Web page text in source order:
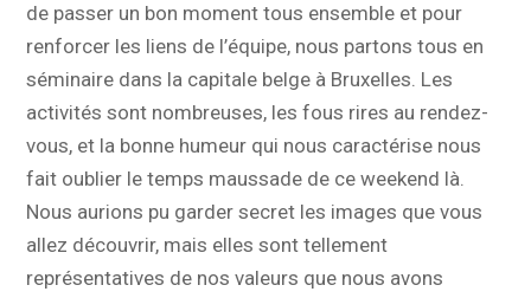
de passer un bon moment tous ensemble et pour
renforcer les liens de l’équipe, nous partons tous en
séminaire dans la capitale belge à Bruxelles. Les
activités sont nombreuses, les fous rires au rendez-
vous, et la bonne humeur qui nous caractérise nous
fait oublier le temps maussade de ce weekend là.
Nous aurions pu garder secret les images que vous
allez découvrir, mais elles sont tellement
représentatives de nos valeurs que nous avons